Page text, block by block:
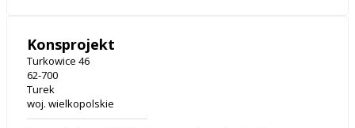
Konsprojekt
Turkowice 46
62-700
Turek
woj. wielkopolskie